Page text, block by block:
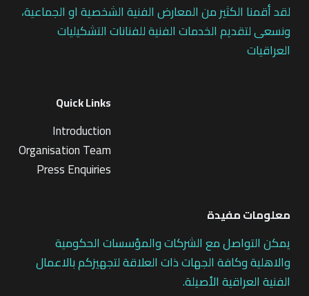
لقد أقمنا الكثير من المعارض الفنية الشخصية او الجماعية،
ونسعى لتقديم الخدمات الفنية للفنانات التشكيليات
العراقيات
Quick Links
Introduction
Organisation Team
Press Enquiries
معلومات مفيدة
يمكن التواصل مع الشركات والمؤسسات الحكومية
والاهلية وكافة الجهات ذات العلاقة لتجهيزكم بالاعمال
الفنية العراقية الأصيلة.